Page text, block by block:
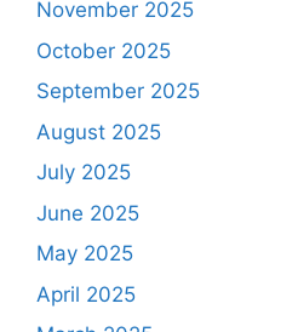
November 2025
October 2025
September 2025
August 2025
July 2025
June 2025
May 2025
April 2025